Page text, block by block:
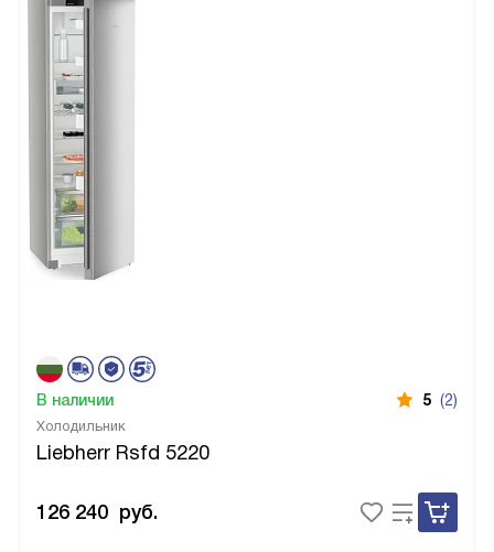
Холодильник
Liebherr Rsfd 5220
В наличии 5 (2)
126 240 руб.